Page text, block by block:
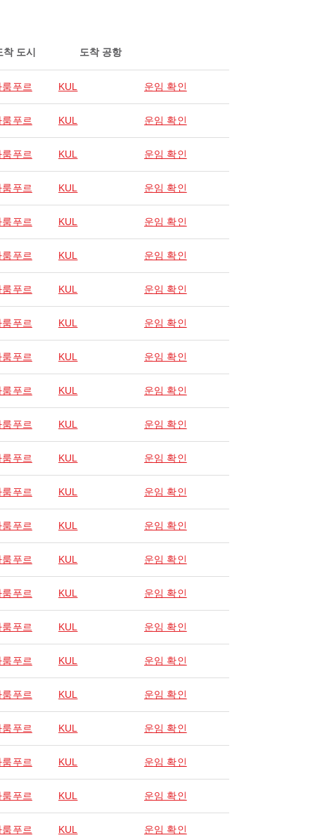
착 도시 도착 공항
룸푸르 KUL 운임 확인
룸푸르 KUL 운임 확인
룸푸르 KUL 운임 확인
룸푸르 KUL 운임 확인
룸푸르 KUL 운임 확인
룸푸르 KUL 운임 확인
룸푸르 KUL 운임 확인
룸푸르 KUL 운임 확인
룸푸르 KUL 운임 확인
룸푸르 KUL 운임 확인
룸푸르 KUL 운임 확인
룸푸르 KUL 운임 확인
룸푸르 KUL 운임 확인
룸푸르 KUL 운임 확인
룸푸르 KUL 운임 확인
룸푸르 KUL 운임 확인
룸푸르 KUL 운임 확인
룸푸르 KUL 운임 확인
룸푸르 KUL 운임 확인
룸푸르 KUL 운임 확인
룸푸르 KUL 운임 확인
룸푸르 KUL 운임 확인
룸푸르 KUL 운임 확인